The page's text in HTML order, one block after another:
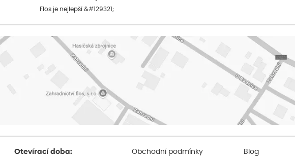
Flos je nejlepší &#129321;
Otevírací doba: Obchodní podmínky Blog